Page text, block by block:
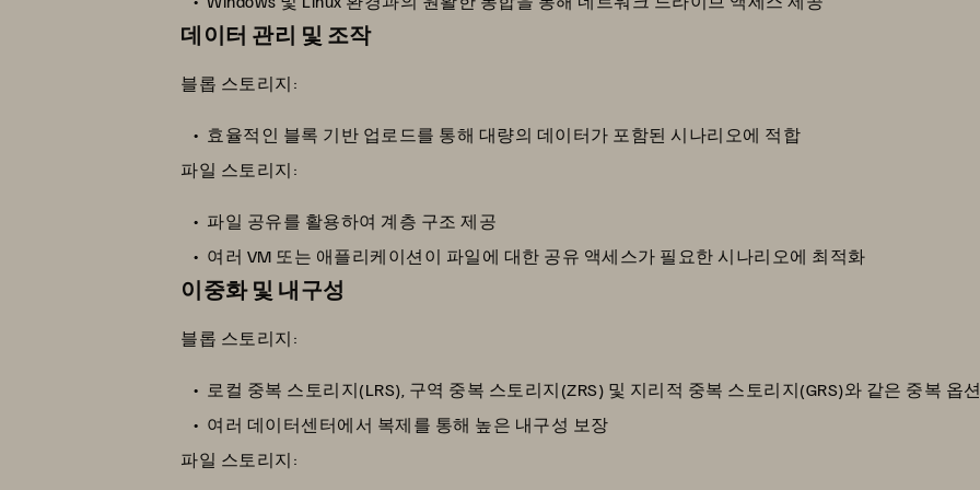
데이터 관리 및 조작
블롭 스토리지:
효율적인 블록 기반 업로드를 통해 대량의 데이터가 포함된 시나리오에 적합
파일 스토리지:
파일 공유를 활용하여 계층 구조 제공
여러 VM 또는 애플리케이션이 파일에 대한 공유 액세스가 필요한 시나리오에 최적화
이중화 및 내구성
블롭 스토리지:
로컬 중복 스토리지(LRS), 구역 중복 스토리지(ZRS) 및 지리적 중복 스토리지(GRS)와 같은 중복 옵
여러 데이터센터에서 복제를 통해 높은 내구성 보장
파일 스토리지: